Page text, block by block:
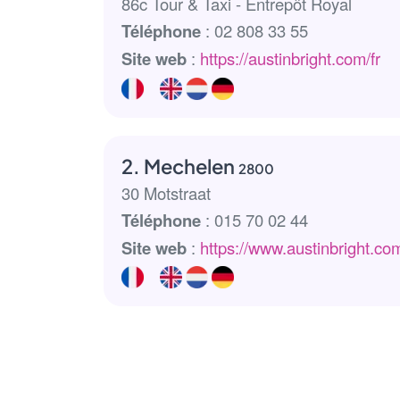
Téléphone: 02 808 33 55
Site web: https://austinbright.com/fr
2. Mechelen 2800
30 Motstraat
Téléphone: 015 70 02 44
Site web: https://